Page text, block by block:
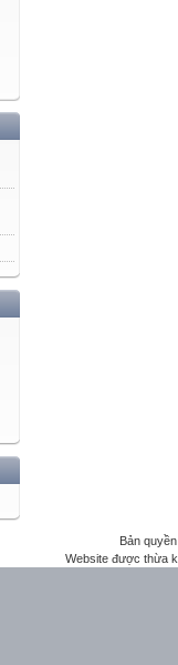
Bản
Website được thừa